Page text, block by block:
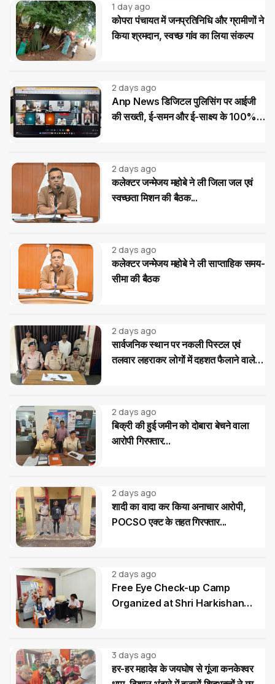
1 day ago
कोपरा पंचायत में जनप्रतिनिधि और ग्रामीणों ने
किया श्रमदान, स्वच्छ गांव का लिया संकल्प
2 days ago
Anp News डिजिटल पुलिसिंग पर आईजी
की सख्ती, ई-समन और ई-साक्ष्य के 100%
2 days ago
कलेक्टर जन्मेजय महोबे ने ली जिला जल एवं
स्वच्छता मिशन की बैठक...
2 days ago
कलेक्टर जन्मेजय महोबे ने ली साप्ताहिक समय-
सीमा की बैठक
2 days ago
सार्वजनिक स्थान पर नकली पिस्टल एवं
तलवार लहराकर लोगों में दहशत फैलाने वाले
2 days ago
बिक्री की हुई जमीन को दोबारा बेचने वाला
आरोपी गिरफ्तार...
2 days ago
शादी का वादा कर किया अनाचार आरोपी,
POCSO एक्ट के तहत गिरफ्तार...
2 days ago
Free Eye Check-up Camp
Organized at Shri Harkishan
3 days ago
हर-हर महादेव के जयघोष से गूंजा कनकेश्वर